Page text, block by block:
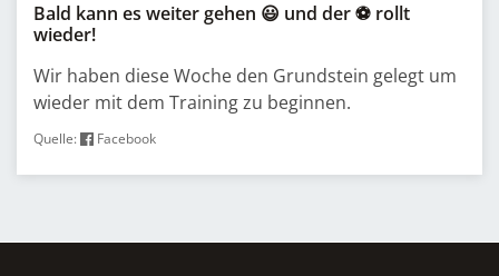
Bald kann es weiter gehen 😃 und der ⚽️ rollt
wieder!
Wir haben diese Woche den Grundstein gelegt um
wieder mit dem Training zu beginnen.
Quelle: Facebook